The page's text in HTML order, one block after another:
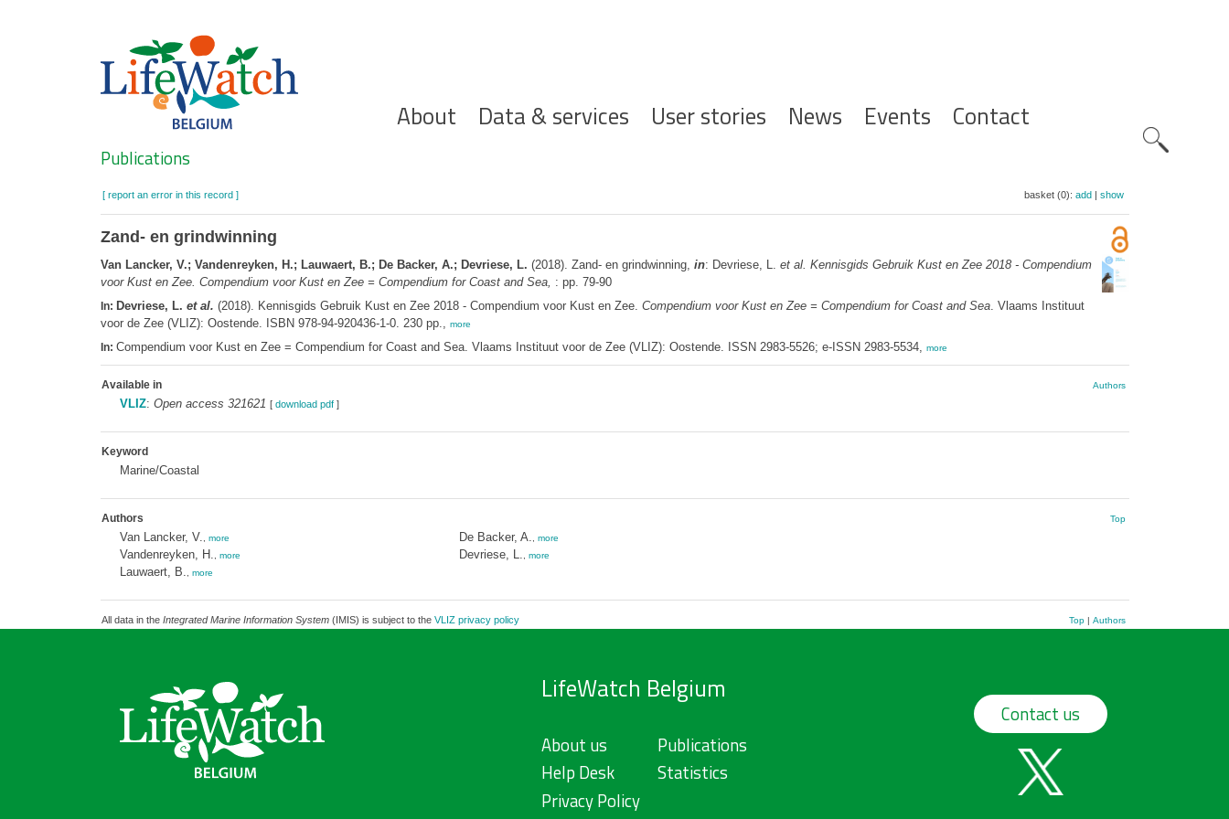
Hoofdnavigatie
About Data & services User stories News Events Contact
Search
Publications
[ report an error in this record ] basket (0): add| show
Zand- en grindwinning
Van Lancker, V.; Vandenreyken, H.; Lauwaert, B.; De Backer, A.; Devriese, L. (2018). Zand- en grindwinning, in: Devriese, L. et al. Kennisgids Gebruik Kust en Zee 2018 - Compendium
voor Kust en Zee. Compendium voor Kust en Zee = Compendium for Coast and Sea, : pp. 79-90
In: Devriese, L. et al. (2018). Kennisgids Gebruik Kust en Zee 2018 - Compendium voor Kust en Zee. Compendium voor Kust en Zee = Compendium for Coast and Sea. Vlaams Instituut
voor de Zee (VLIZ): Oostende. ISBN 978-94-920436-1-0. 230 pp., more
In: Compendium voor Kust en Zee = Compendium for Coast and Sea. Vlaams Instituut voor de Zee (VLIZ): Oostende. ISSN 2983-5526; e-ISSN 2983-5534, more
Available in Authors
VLIZ: Open access 321621 [ download pdf]
Keyword
Marine/Coastal
Authors Top
Van Lancker, V. more
Vandenreyken, H. more
Lauwaert, B. more
De Backer, A. more
Devriese, L. more
All data in the Integrated Marine Information System(IMIS) is subject to the VLIZ privacy policy Top| Authors
LifeWatch Belgium
About us
Help Desk
Privacy Policy
Publications
Statistics
Contact us